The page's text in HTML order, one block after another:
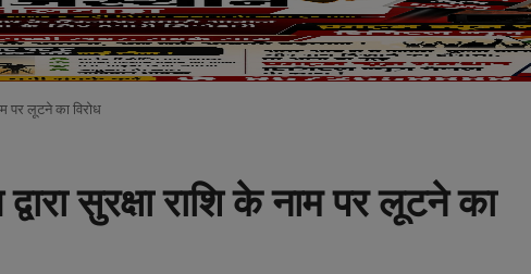
पर लूटने का विरोध
सुरक्षा राशि के नाम पर लूटने का